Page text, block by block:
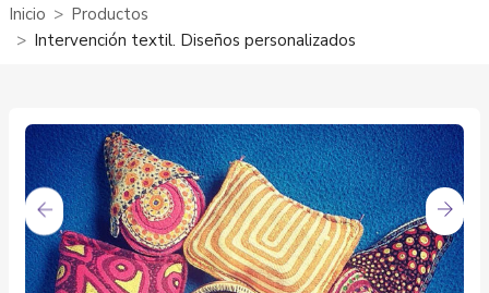
Inicio
Productos
Intervención textil. Diseños personalizados